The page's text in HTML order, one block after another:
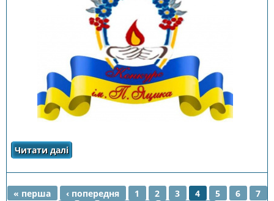
Читати далі
МОВИ ІМЕНІ ПЕТРА ЯЦИКА
« перша ‹ попередня 1 2 3 4 5 6
7